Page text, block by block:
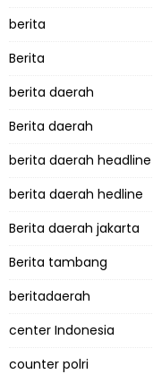
berita
Berita
berita daerah
Berita daerah
berita daerah headline
berita daerah hedline
Berita daerah jakarta
Berita tambang
beritadaerah
center Indonesia
counter polri